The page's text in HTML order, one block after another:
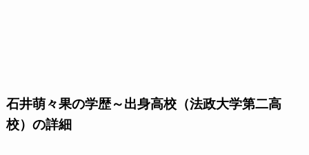
石井萌々果の学歴～出身高校（法政大学第二高
校）の詳細